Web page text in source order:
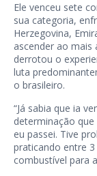
Ele venceu sete
sua categoria,
Herzegovina,
ascender ao
derrotou o
luta
o brasileiro.
“Já sabia que ia
determinação
eu passei. Tive
praticando entre
combustível para